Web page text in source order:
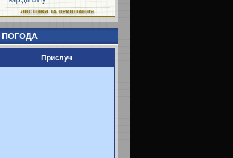
ПОГОДА
Прислуч